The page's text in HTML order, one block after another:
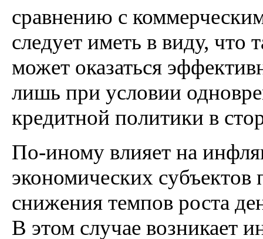
сравнению с
следует иметь в виду, что
может оказаться
лишь при условии
кредитной политики в
По-иному влияет на
экономических субъектов
снижения темпов роста
В этом случае возникает